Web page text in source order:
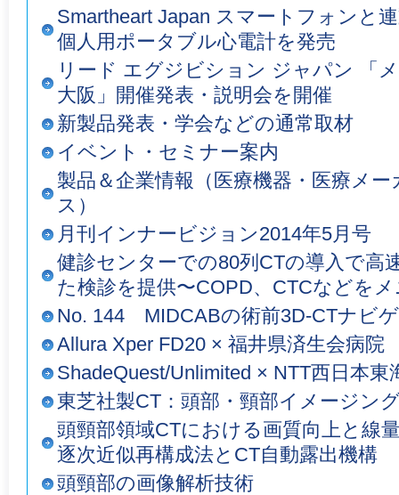
Smartheart Japan スマートフォンと
個人用ポータブル心電計を発売
リード エグジビション ジャパン 「
大阪」開催発表・説明会を開催
新製品発表・学会などの通常取材
イベント・セミナー案内
製品＆企業情報（医療機器・医療メ
ス）
月刊インナービジョン2014年5月号
健診センターでの80列CTの導入で高
た検診を提供〜COPD、CTCなどを
No. 144 MIDCABの術前3D-CTナビ
Allura Xper FD20 × 福井県済生会病院
ShadeQuest/Unlimited × NTT西日本東
東芝社製CT：頭部・頸部イメージン
頭頸部領域CTにおける画質向上と線
逐次近似再構成法とCT自動露出機構
頭頸部の画像解析技術